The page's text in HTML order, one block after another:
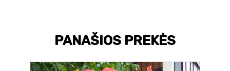
PANAŠIOS PREKĖS